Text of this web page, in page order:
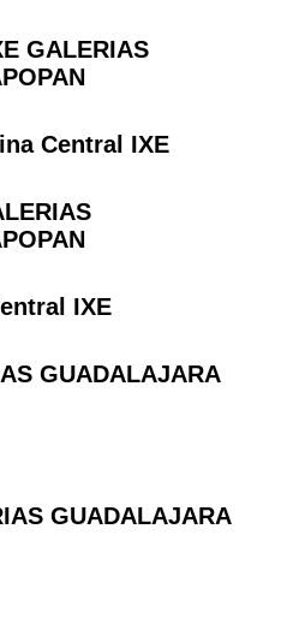
GALERIAS
Central IXE
IXE
GUADALAJARA
GUADALAJARA